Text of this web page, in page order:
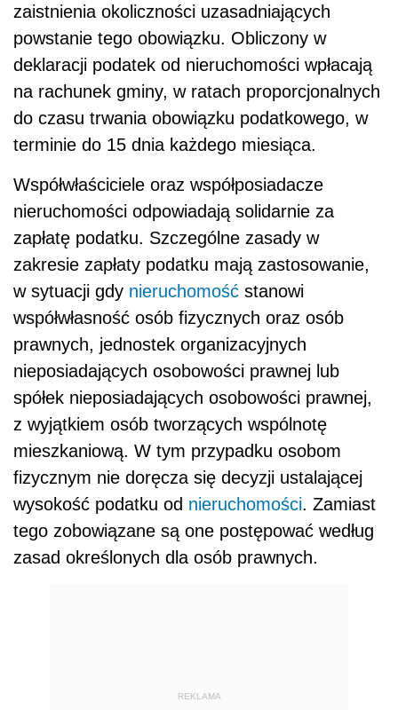
zaistnienia okoliczności uzasadniających
powstanie tego obowiązku. Obliczony w
deklaracji podatek od nieruchomości wpłacają
na rachunek gminy, w ratach proporcjonalnych
do czasu trwania obowiązku podatkowego, w
terminie do 15 dnia każdego miesiąca.
Współwłaściciele oraz współposiadacze
nieruchomości odpowiadają solidarnie za
zapłatę podatku. Szczególne zasady w
zakresie zapłaty podatku mają zastosowanie,
w sytuacji gdy nieruchomość stanowi
współwłasność osób fizycznych oraz osób
prawnych, jednostek organizacyjnych
nieposiadających osobowości prawnej lub
spółek nieposiadających osobowości prawnej,
z wyjątkiem osób tworzących wspólnotę
mieszkaniową. W tym przypadku osobom
fizycznym nie doręcza się decyzji ustalającej
wysokość podatku od nieruchomości. Zamiast
tego zobowiązane są one postępować według
zasad określonych dla osób prawnych.
REKLAMA